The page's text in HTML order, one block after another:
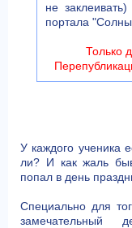
не
портала
Только
У каждого ученика
ли? И как жаль
попал в день
Специально для
замечательный